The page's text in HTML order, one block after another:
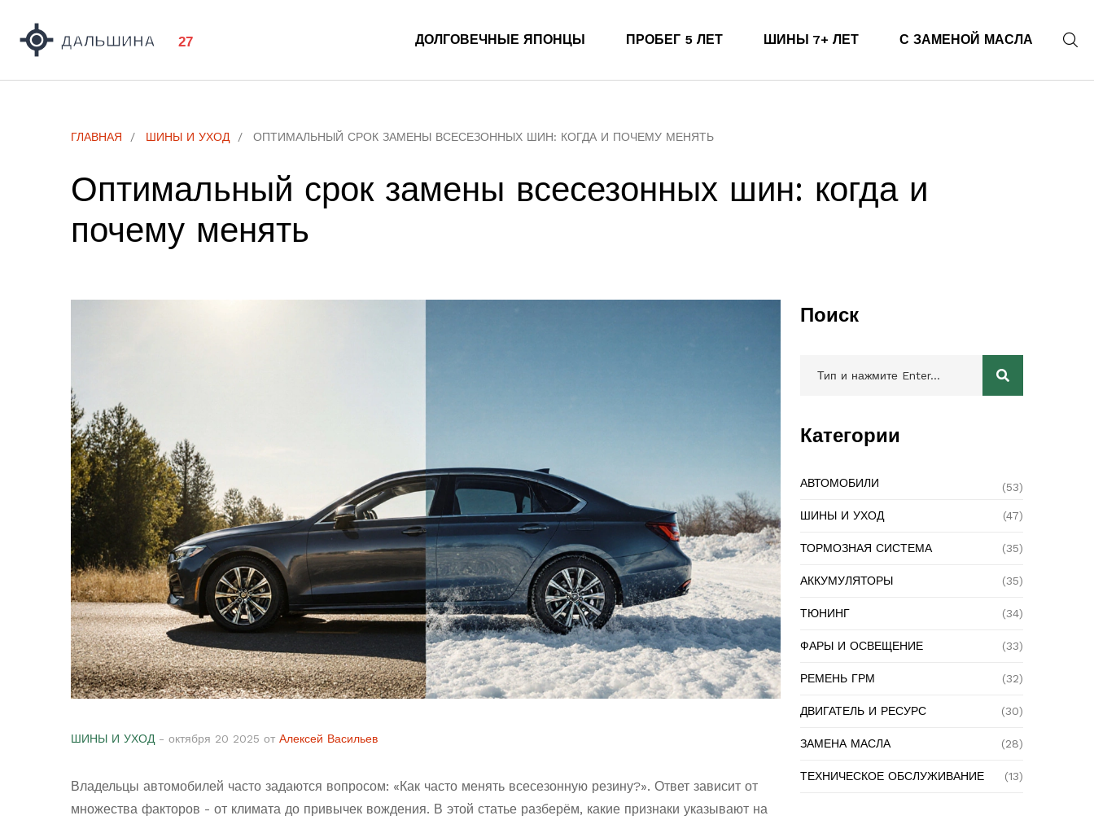
ДОЛГОВЕЧНЫЕ ЯПОНЦЫ ПРОБЕГ 5 ЛЕТ ШИНЫ 7+ ЛЕТ С ЗАМЕНОЙ МАСЛА
ГЛАВНАЯ ШИНЫ И УХОД ОПТИМАЛЬНЫЙ СРОК ЗАМЕНЫ ВСЕСЕЗОННЫХ ШИН: КОГДА И ПОЧЕМУ МЕНЯТЬ
Оптимальный срок замены всесезонных шин: когда и
почему менять
ШИНЫ И УХОД- октября 20 2025 от Алексей Васильев
Владельцы автомобилей часто задаются вопросом: «Как часто менять всесезонную резину?». Ответ зависит от
множества факторов - от климата до привычек вождения. В этой статье разберём, какие признаки указывают на
Поиск
Категории
АВТОМОБИЛИ (53)
ШИНЫ И УХОД (47)
ТОРМОЗНАЯ СИСТЕМА (35)
АККУМУЛЯТОРЫ (35)
ТЮНИНГ (34)
ФАРЫ И ОСВЕЩЕНИЕ (33)
РЕМЕНЬ ГРМ (32)
ДВИГАТЕЛЬ И РЕСУРС (30)
ЗАМЕНА МАСЛА (28)
ТЕХНИЧЕСКОЕ ОБСЛУЖИВАНИЕ (13)